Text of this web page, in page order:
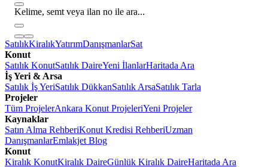
Kelime, semt veya ilan no ile ara...
SatılıkKiralıkYatırımDanışmanlarSat
Konut
Satılık KonutSatılık DaireYeni İlanlarHaritada Ara
İş Yeri & Arsa
Satılık İş YeriSatılık DükkanSatılık ArsaSatılık Tarla
Projeler
Tüm ProjelerAnkara Konut ProjeleriYeni Projeler
Kaynaklar
Satın Alma RehberiKonut Kredisi RehberiUzman
DanışmanlarEmlakjet Blog
Konut
Kiralık KonutKiralık DaireGünlük Kiralık DaireHaritada Ara